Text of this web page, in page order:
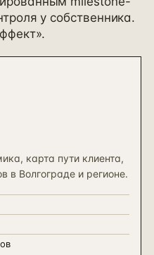
у собственника.
карта пути клиента,
в Волгограде и регионе.